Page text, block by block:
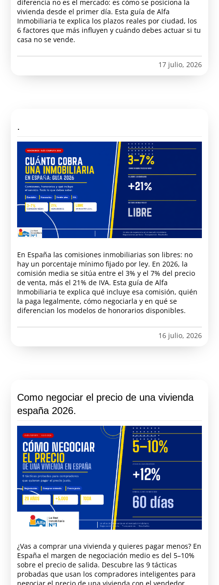
diferencia no es el mercado: es cómo se posiciona la
vivienda desde el primer día. Esta guía de Alfa
Inmobiliaria te explica los plazos reales por ciudad, los
6 factores que más influyen y cuándo debes actuar si tu
casa no se vende.
17 julio, 2026
.
En España las comisiones inmobiliarias son libres: no
hay un porcentaje mínimo fijado por ley. En 2026, la
comisión media se sitúa entre el 3% y el 7% del precio
de venta, más el 21% de IVA. Esta guía de Alfa
Inmobiliaria te explica qué incluye esa comisión, quién
la paga legalmente, cómo negociarla y en qué se
diferencian los modelos de honorarios disponibles.
16 julio, 2026
Como negociar el precio de una vivienda
españa 2026.
¿Vas a comprar una vivienda y quieres pagar menos? En
España el margen de negociación medio es del 5–10%
sobre el precio de salida. Descubre las 9 tácticas
probadas que usan los compradores inteligentes para